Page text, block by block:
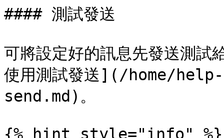
#### 測試發送
可將設定好的訊息先發送測
使用測試發送](/home/
send.md)。
{% hint style="info" %}